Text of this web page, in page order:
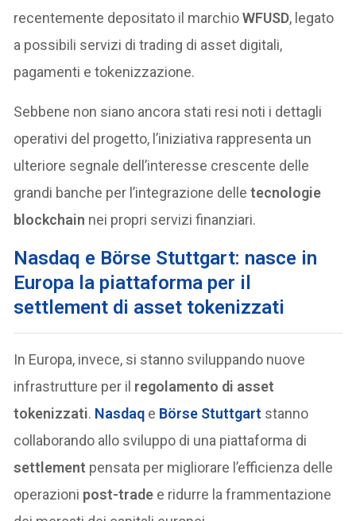
recentemente depositato il marchioWFUSD, legato
a possibili servizi di trading di asset digitali,
pagamenti e tokenizzazione.
Sebbene non siano ancora stati resi noti i dettagli
operativi del progetto, l’iniziativa rappresenta un
ulteriore segnale dell’interesse crescente delle
grandi banche per l’integrazione delletecnologie
blockchain nei propri servizi finanziari.
Nasdaq e Börse Stuttgart: nasce in
Europa la piattaforma per il
settlement di asset tokenizzati
In Europa, invece, si stanno sviluppando nuove
infrastrutture per il regolamento di asset
tokenizzati. Nasdaq e Börse Stuttgart stanno
collaborando allo sviluppo di una piattaforma di
settlement pensata per migliorare l’efficienza delle
operazioni post-trade e ridurre la frammentazione